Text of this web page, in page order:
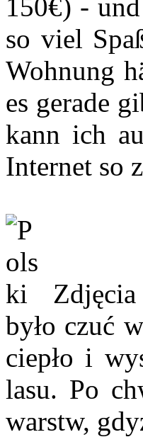
150€) -
so viel
Wohnung
es gerade
kann ich
Internet so
było czuć
ciepło i
lasu. Po
warstw,